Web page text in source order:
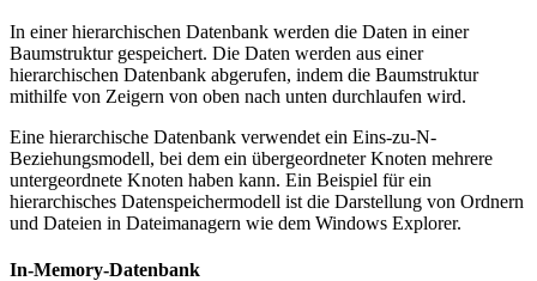
In einer hierarchischen Datenbank werden die Daten in einer
Baumstruktur gespeichert. Die Daten werden aus einer
hierarchischen Datenbank abgerufen, indem die Baumstruktur
mithilfe von Zeigern von oben nach unten durchlaufen wird.
Eine hierarchische Datenbank verwendet ein Eins-zu-N-
Beziehungsmodell, bei dem ein übergeordneter Knoten mehrere
untergeordnete Knoten haben kann. Ein Beispiel für ein
hierarchisches Datenspeichermodell ist die Darstellung von Ordnern
und Dateien in Dateimanagern wie dem Windows Explorer.
In-Memory-Datenbank